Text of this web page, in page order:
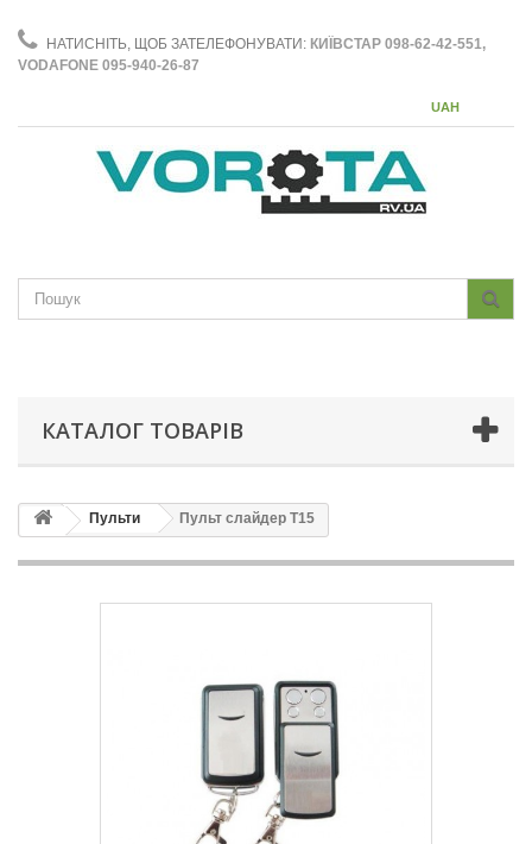
НАТИСНІТЬ, ЩОБ ЗАТЕЛЕФОНУВАТИ: КИЇВСТАР 098-62-42-551,
VODAFONE 095-940-26-87
UAH
КАТАЛОГ ТОВАРІВ
Пульти Пульт слайдер T15